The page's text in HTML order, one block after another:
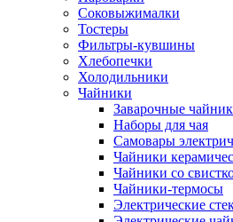
Соковыжималки
Тостеры
Фильтры-кувшины
Хлебопечки
Холодильники
Чайники
Заварочные
Наборы для чая
Самовары
Чайники
Чайники со
Чайники-термосы
Электрические